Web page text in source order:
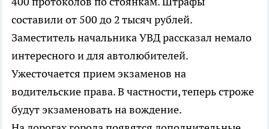
составили от 500 до 2 тысяч рублей.
Заместитель начальника УВД рассказал немало
интересного и для автолюбителей.
Ужесточается прием экзаменов на
водительские права. В частности, теперь строже
будут экзаменовать на вождение.